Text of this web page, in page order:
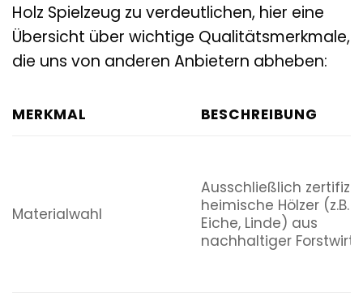
Holz Spielzeug zu verdeutlichen, hier eine
Übersicht über wichtige Qualitätsmerkmale,
die uns von anderen Anbietern abheben:
MERKMAL BESCHREIBUNG
Materialwahl
Ausschließlich
heimische Hölzer (z.B.
Eiche, Linde) aus
nachhaltiger